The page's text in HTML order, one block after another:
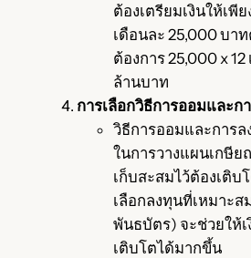
ต้องเตรียมเงินให้เพี
เดือนละ 25,000 บา
ต้องการ 25,000 x 12
ล้านบาท
การเลือกวิธีการออมและก
วิธีการออมและการ
ในการวางแผนเกษีย
เก็บสะสมไว้ต้องเติบ
เลือกลงทุนที่เหมาะส
พันธบัตร) จะช่วยให้
เติบโตได้มากขึ้น